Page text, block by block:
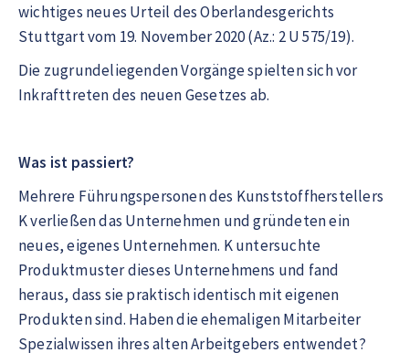
wichtiges neues Urteil des Oberlandesgerichts
Stuttgart vom 19. November 2020 (Az.: 2 U 575/19).
Die zugrundeliegenden Vorgänge spielten sich vor
Inkrafttreten des neuen Gesetzes ab.
Was ist passiert?
Mehrere Führungspersonen des Kunststoffherstellers
K verließen das Unternehmen und gründeten ein
neues, eigenes Unternehmen. K untersuchte
Produktmuster dieses Unternehmens und fand
heraus, dass sie praktisch identisch mit eigenen
Produkten sind. Haben die ehemaligen Mitarbeiter
Spezialwissen ihres alten Arbeitgebers entwendet?